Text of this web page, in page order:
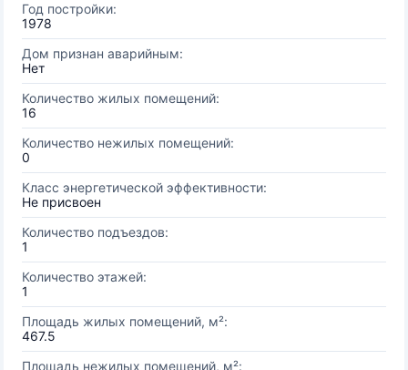
Год постройки:
1978
Дом признан аварийным:
Нет
Количество жилых помещений:
16
Количество нежилых помещений:
0
Класс энергетической эффективности:
Не присвоен
Количество подъездов:
1
Количество этажей:
1
Площадь жилых помещений, м²:
467.5
Площадь нежилых помещений, м²: